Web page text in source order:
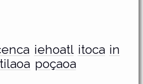
iehoatl itoca in
tilaoa poçaoa